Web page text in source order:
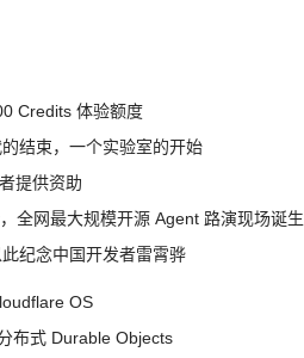
Credits 体验额度
结束，一个实验室的开始
提供资助
全网最大规模开源 Agent 路演现场诞生
纪念中国开发者雷霄骅
OS
布式 Durable Objects